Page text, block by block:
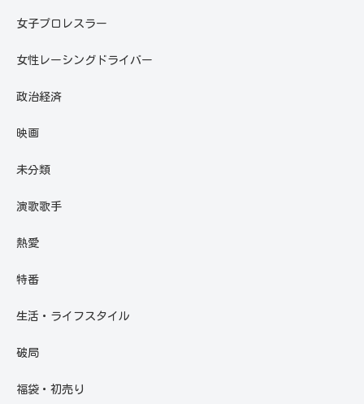
女子プロレスラー
女性レーシングドライバー
政治経済
映画
未分類
演歌歌手
熱愛
特番
生活・ライフスタイル
破局
福袋・初売り